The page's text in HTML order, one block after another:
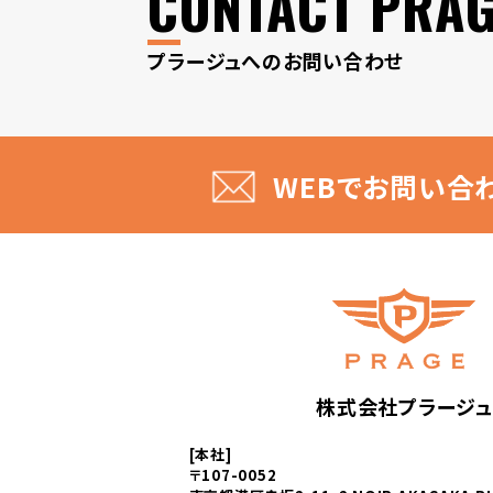
プラージュへのお問い合わせ
WEBでお問い合
株式会社プラージュ
[本社]
〒107-0052